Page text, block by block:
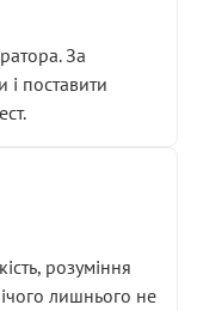
працює не
За
поставити
розуміння
лишнього не